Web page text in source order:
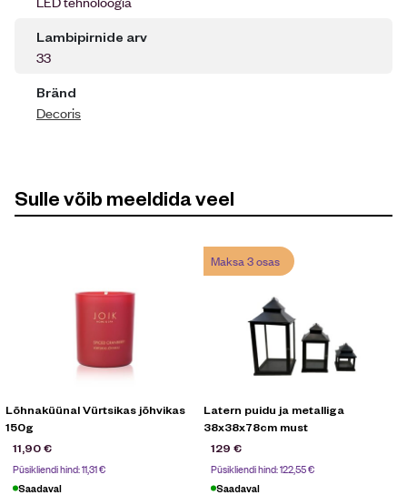
Lambipirnide arv
33
Bränd
Decoris
Sulle võib meeldida veel
Lõhnaküünal Vürtsikas jõhvikas
150g
11,90€
Püsikliendi hind:11,31€
Saadaval
Maksa 3 osas
Latern puidu ja metalliga
38x38x78cm must
129 €
Püsikliendi hind:122,55€
Saadaval